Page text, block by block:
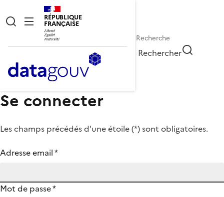
RÉPUBLIQUE
FRANÇAISE
Rechercher
Se connecter
Les champs précédés d'une étoile (*) sont obligatoires.
Adresse email*
Mot de passe*